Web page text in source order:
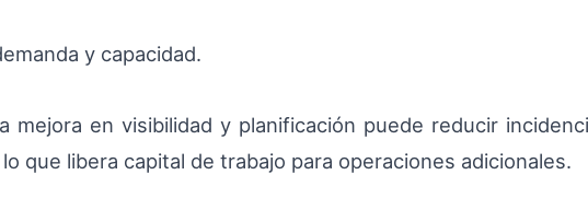
y capacidad.
mejora en visibilidad y planificación puede reducir
que libera capital de trabajo para operaciones adicionales.